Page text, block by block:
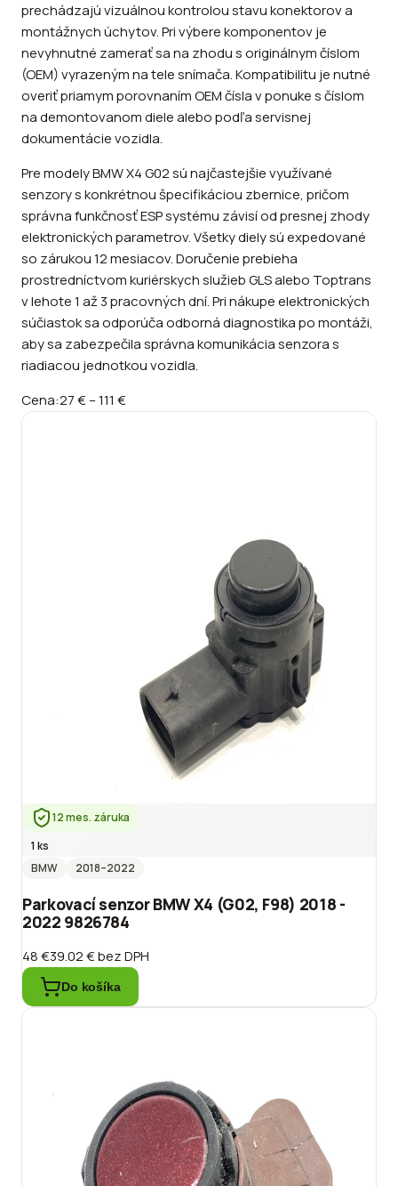
prechádzajú vizuálnou kontrolou stavu konektorov a
montážnych úchytov. Pri výbere komponentov je
nevyhnutné zamerať sa na zhodu s originálnym číslom
(OEM) vyrazeným na tele snímača. Kompatibilitu je nutné
overiť priamym porovnaním OEM čísla v ponuke s číslom
na demontovanom diele alebo podľa servisnej
dokumentácie vozidla.
Pre modely BMW X4 G02 sú najčastejšie využívané
senzory s konkrétnou špecifikáciou zbernice, pričom
správna funkčnosť ESP systému závisí od presnej zhody
elektronických parametrov. Všetky diely sú expedované
so zárukou 12 mesiacov. Doručenie prebieha
prostredníctvom kuriérskych služieb GLS alebo Toptrans
v lehote 1 až 3 pracovných dní. Pri nákupe elektronických
súčiastok sa odporúča odborná diagnostika po montáži,
aby sa zabezpečila správna komunikácia senzora s
riadiacou jednotkou vozidla.
Cena:27 €–111 €
12 mes. záruka
1 ks
BMW
2018–2022
Parkovací senzor BMW X4 (G02, F98) 2018 -
2022 9826784
48 €39.02 €bez DPH
Do košíka